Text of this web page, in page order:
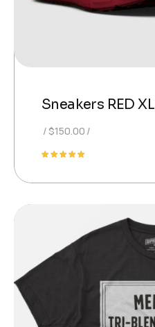
Sneakers RED XL
$150.00
su 5